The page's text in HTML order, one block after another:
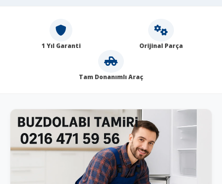
1 Yıl Garanti Orijinal Parça
Tam Donanımlı Araç